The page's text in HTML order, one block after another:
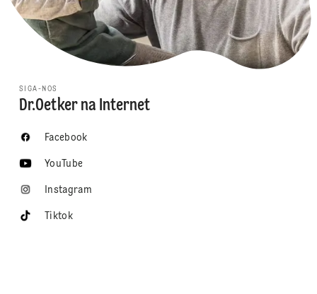
SIGA-NOS
Dr.Oetker na Internet
Facebook
YouTube
Instagram
Tiktok